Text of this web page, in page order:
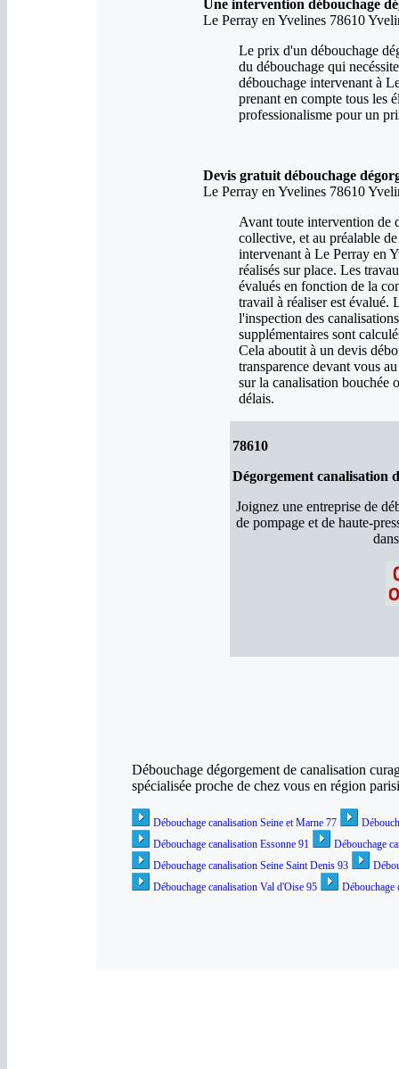
Une intervention débouchage
Le Perray en Yvelines 78610
Le prix d'un débouchage
du débouchage qui
débouchage intervenant à
prenant en compte tous les
professionalisme pour un
Devis gratuit débouchage
Le Perray en Yvelines 78610
Avant toute intervention de
collective, et au préalable
intervenant à Le Perray en
réalisés sur place. Les
évalués en fonction de la
travail à réaliser est évalué.
l'inspection des
supplémentaires sont
Cela aboutit à un devis
transparence devant vous
sur la canalisation bouchée
délais.
78610
Dégorgement canalisation
Joignez une entreprise de
de pompage et de haute-
Débouchage dégorgement de canalisation
spécialisée proche de chez vous en région
Débouchage canalisation Seine et Marne 77
Débouchage canalisation Essonne 91
Débouchage
Débouchage canalisation Seine Saint Denis 93
Débouchage canalisation Val d'Oise 95
Débouchage